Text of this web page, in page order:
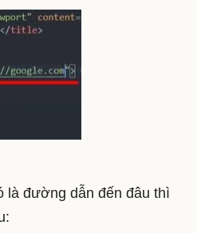
là đường dẫn đến đâu thì